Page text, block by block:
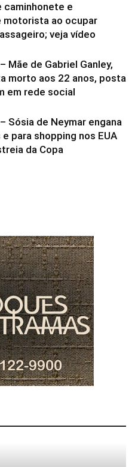
caminhonete e
motorista ao ocupar
veja vídeo
Mãe de Gabriel Ganley,
morto aos 22 anos, posta
em rede social
Sósia de Neymar engana
para shopping nos EUA
da Copa